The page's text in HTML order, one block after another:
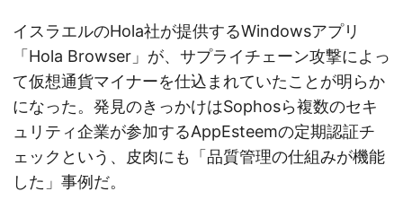
イスラエルのHola社が提供するWindowsアプリ
「Hola Browser」が、サプライチェーン攻撃によっ
て仮想通貨マイナーを仕込まれていたことが明らか
になった。発見のきっかけはSophosら複数のセキ
ュリティ企業が参加するAppEsteemの定期認証チ
ェックという、皮肉にも「品質管理の仕組みが機能
した」事例だ。